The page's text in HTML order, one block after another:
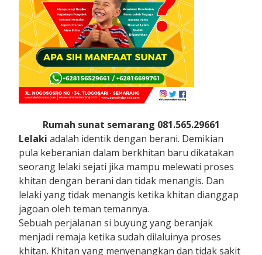
Rumah sunat semarang 081.565.29661
Lelaki adalah identik dengan berani. Demikian
pula keberanian dalam berkhitan baru dikatakan
seorang lelaki sejati jika mampu melewati proses
khitan dengan berani dan tidak menangis. Dan
lelaki yang tidak menangis ketika khitan dianggap
jagoan oleh teman temannya.
Sebuah perjalanan si buyung yang beranjak
menjadi remaja ketika sudah dilaluinya proses
khitan. Khitan yang menyenangkan dan tidak sakit